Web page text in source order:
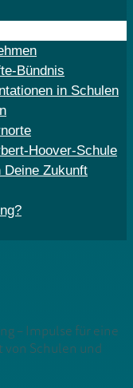
Bündnis
in Schulen
Hoover-Schule
Deine Zukunft
– Impulse für eine
von Schulen und